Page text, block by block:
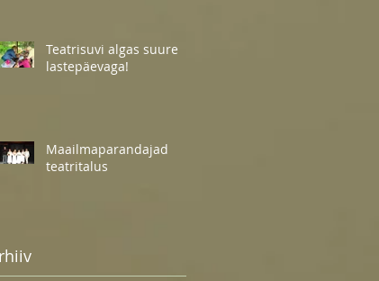
Teatrisuvi algas suure
lastepäevaga!
Maailmaparandajad
teatritalus